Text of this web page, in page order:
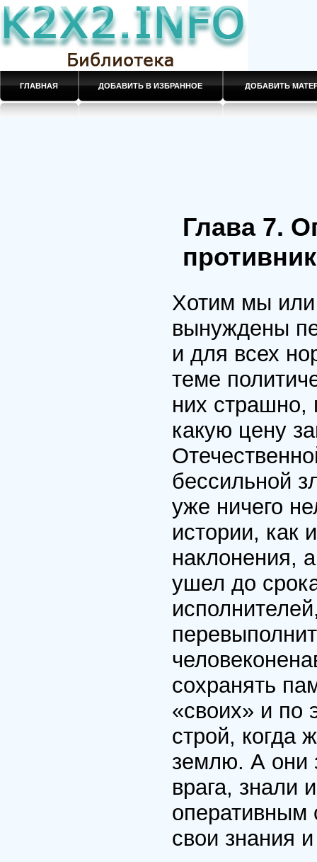
ГЛАВНАЯ ДОБАВИТЬ В ИЗБРАННОЕ ДОБАВИТЬ
Глава 7.
Хотим мы или
вынуждены
и для всех
теме
них страшно,
какую цену
бессильной
уже ничего
истории, как
наклонения,
ушел до
сохранять
«своих» и по
строй, когда
землю. А они
врага, знали
оперативным
свои знания